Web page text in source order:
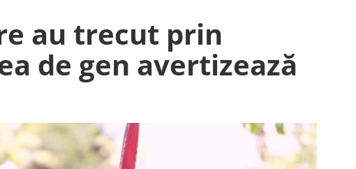
au trecut prin
de gen avertizează